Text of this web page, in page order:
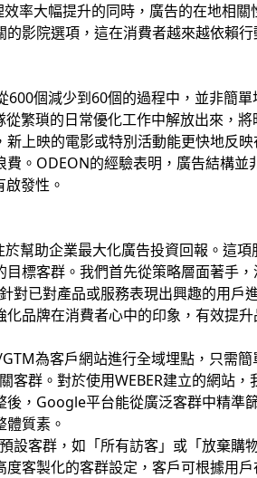
率大幅提升的同時，廣告的在地相關
影院選項，這在消費者越來越依賴
600個減少到60個的過程中，並非簡
繁瑣的日常優化工作中解放出來，
上映的電影或特別活動能更快地反
。ODEON的經驗表明，廣告結構並
發性。
幫助企業最大化廣告投資回報。這項
標客群。我們首先從策略層面著手
對已對產品或服務表現出興趣的用戶
品牌在消費者心中的印象，有效提
為客戶網站進行全域埋點，只需
群。對於使用WEBER建立的網站，
，Google平台能從廣泛客群中精準
質素。
設客群，如「所有訪客」或「放棄購
客製化的客群設定，客戶可根據用